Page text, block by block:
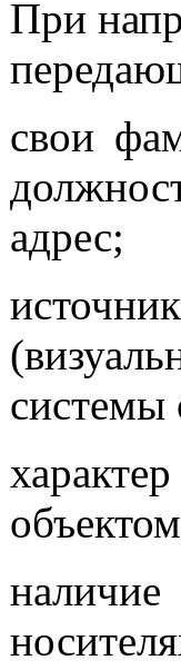
При
свои
адрес;
системы